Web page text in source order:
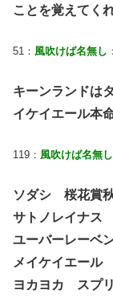
ことを覚えてく
51： 風吹けば名無し
キーンランドは
イケイエール本
119： 風吹けば名無し
ソダシ 桜花賞
サトノレイナス
ユーバーレーベ
メイケイエール
ヨカヨカ スプ